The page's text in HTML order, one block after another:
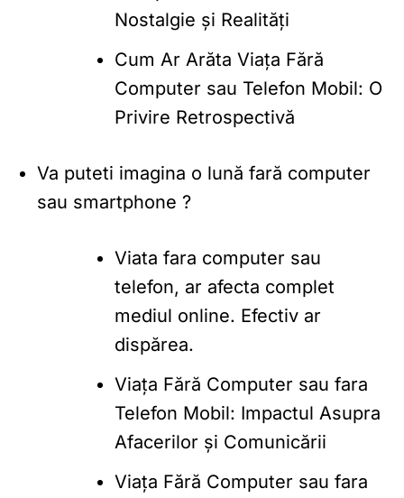
Nostalgie și Realități
Cum Ar Arăta Viața Fără
Computer sau Telefon Mobil: O
Privire Retrospectivă
Va puteti imagina o lună fară computer
sau smartphone ?
Viata fara computer sau
telefon, ar afecta complet
mediul online. Efectiv ar
dispărea.
Viața Fără Computer sau fara
Telefon Mobil: Impactul Asupra
Afacerilor și Comunicării
Viața Fără Computer sau fara